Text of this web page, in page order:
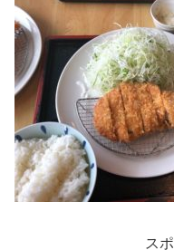
ス